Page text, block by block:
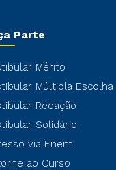
Parte
Mérito
Múltipla Escolha
Redação
Solidário
via Enem
ao Curso